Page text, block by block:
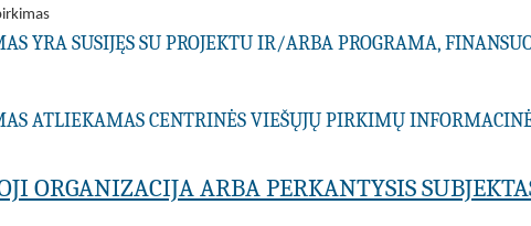
YRA SUSIJĘS SU PROJEKTU IR/ARBA PROGRAMA,
ATLIEKAMAS CENTRINĖS VIEŠŲJŲ PIRKIMŲ
ORGANIZACIJA ARBA PERKANTYSIS